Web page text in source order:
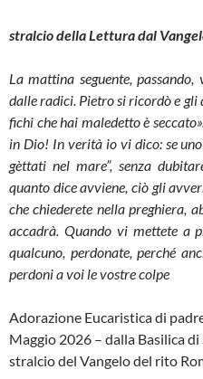
stralcio della Lettura dal
La mattina seguente,
dalle radici. Pietro si ricordò e gli
fichi che hai maledetto è
in Dio! In verità io vi dico: se
gèttati nel mare”, senza
quanto dice avviene, ciò gli
che chiederete nella preghiera,
accadrà. Quando vi mettete a
qualcuno, perdonate, perché
perdoni a voi le vostre colpe
Adorazione Eucaristica di
Maggio 2026 – dalla Basilica
stralcio del Vangelo del rito